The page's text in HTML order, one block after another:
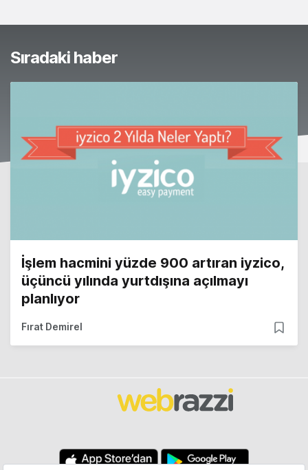
Sıradaki haber
İşlem hacmini yüzde 900 artıran iyzico,
üçüncü yılında yurtdışına açılmayı
planlıyor
Fırat Demirel